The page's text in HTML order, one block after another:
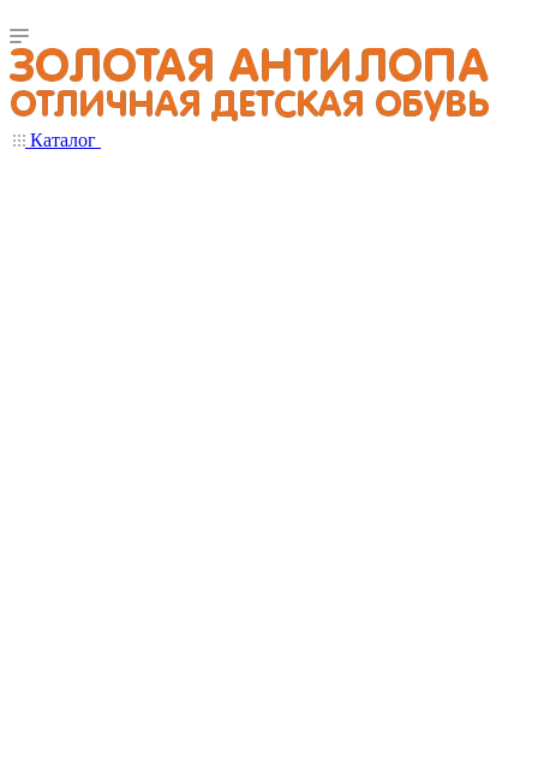
Каталог